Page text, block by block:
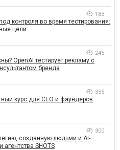
183
контроля во время тестирования:
цели
245
OpenAI тестирует рекламу с
бренда
355
курс для CEO и фаундеров
300
созданную людьми и AI-
агентства SHOTS